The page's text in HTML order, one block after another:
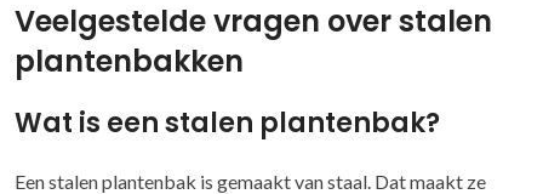
Veelgestelde vragen over stalen
plantenbakken
Wat is een stalen plantenbak?
Een stalen plantenbak is gemaakt van staal. Dat maakt ze